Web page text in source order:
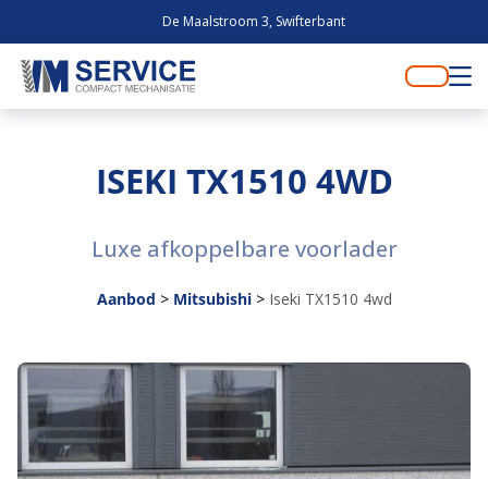
De Maalstroom 3, Swifterbant
ISEKI TX1510 4WD
Luxe afkoppelbare voorlader
Aanbod > Mitsubishi> Iseki TX1510 4wd